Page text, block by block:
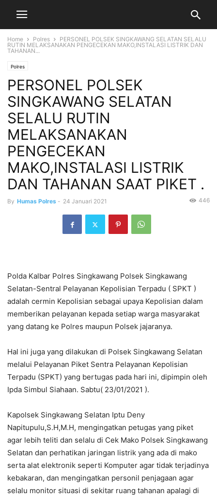
Home Polres
PERSONEL POLSEK SINGKAWANG SELATAN SELALU
RUTIN MELAKSANAKAN PENGECEKAN MAKO,INSTALASI LISTRIK DAN
TAHANAN...
Polres
PERSONEL POLSEK
SINGKAWANG SELATAN
SELALU RUTIN
MELAKSANAKAN
PENGECEKAN
MAKO,INSTALASI LISTRIK
DAN TAHANAN SAAT PIKET .
By Humas Polres - 24 Januari 2021 446
Polda Kalbar Polres Singkawang Polsek Singkawang
Selatan-Sentral Pelayanan Kepolisian Terpadu ( SPKT )
adalah cermin Kepolisian sebagai upaya Kepolisian dalam
memberikan pelayanan kepada setiap warga masyarakat
yang datang ke Polres maupun Polsek jajaranya.
Hal ini juga yang dilakukan di Polsek Singkawang Selatan
melalui Pelayanan Piket Sentra Pelayanan Kepolisian
Terpadu (SPKT) yang bertugas pada hari ini, dipimpin oleh
Ipda Simbul Siahaan. Sabtu( 23/01/2021 ).
Kapolsek Singkawang Selatan Iptu Deny
Napitupulu,S.H,M.H, mengingatkan petugas yang piket
agar lebih teliti dan selalu di Cek Mako Polsek Singkawang
Selatan dan perhatikan jaringan listrik yang ada di mako
serta alat elektronik seperti Komputer agar tidak terjadinya
kebakaran, dan mengingatkan personil penjagaan agar
selalu monitor situasi di sekitar ruang tahanan apalagi di